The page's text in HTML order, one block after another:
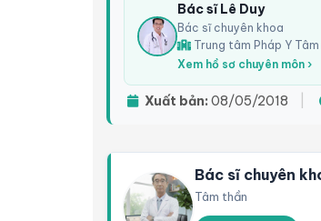
Bác sĩ Lê Duy
Bác sĩ chuyên khoa
Trung tâm Pháp Y
Xem hồ sơ chuyên môn ›
Xuất bản: 08/05/2018
Bác sĩ chuyên
Tâm thần